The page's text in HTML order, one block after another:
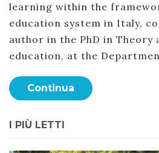
learning within the
education system in Italy,
author in the PhD in Theory
education, at the
Continua
I PIÙ LETTI